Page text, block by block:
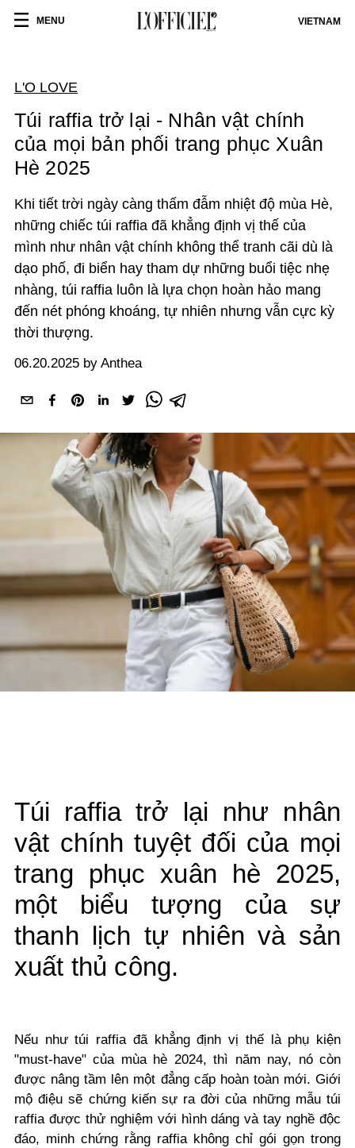
MENU VIETNAM
L'O LOVE
Túi raffia trở lại - Nhân vật chính
của mọi bản phối trang phục Xuân
Hè 2025
Khi tiết trời ngày càng thấm đẫm nhiệt độ mùa Hè,
những chiếc túi raffia đã khẳng định vị thế của
mình như nhân vật chính không thể tranh cãi dù là
dạo phố, đi biển hay tham dự những buổi tiệc nhẹ
nhàng, túi raffia luôn là lựa chọn hoàn hảo mang
đến nét phóng khoáng, tự nhiên nhưng vẫn cực kỳ
thời thượng.
06.20.2025 by Anthea
Túi raffia trở lại như nhân
vật chính tuyệt đối của mọi
trang phục xuân hè 2025,
một biểu tượng của sự
thanh lịch tự nhiên và sản
xuất thủ công.
Nếu như túi raffia đã khẳng định vị thế là phụ kiện
"must-have" của mùa hè 2024, thì năm nay, nó còn
được nâng tầm lên một đẳng cấp hoàn toàn mới. Giới
mộ điệu sẽ chứng kiến sự ra đời của những mẫu túi
raffia được thử nghiệm với hình dáng và tay nghề độc
đáo, minh chứng rằng raffia không chỉ gói gọn trong